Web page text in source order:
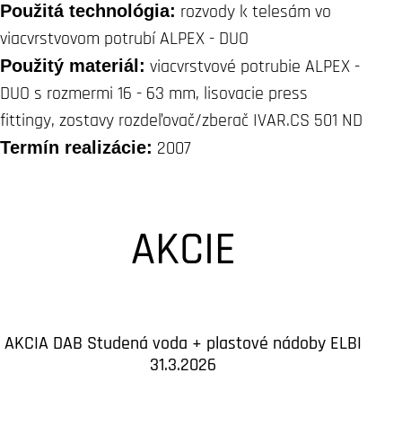
Použitá technológia: rozvody k telesám vo
viacvrstvovom potrubí ALPEX - DUO
Použitý materiál: viacvrstvové potrubie ALPEX -
DUO s rozmermi 16 - 63 mm, lisovacie press
fittingy, zostavy rozdeľovač/zberač IVAR.CS 501 ND
Termín realizácie: 2007
AKCIE
AKCIA DAB Studená voda + plastové nádoby ELBI
31.3.2026